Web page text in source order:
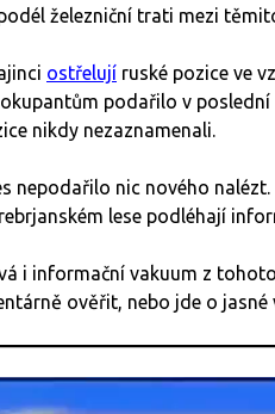
železniční trati mezi
ostřelují ruské pozice ve
okupantům podařilo v
nikdy nezaznamenali.
nepodařilo nic nového
lese podléhají
i informační vakuum z
ověřit, nebo jde o jasné